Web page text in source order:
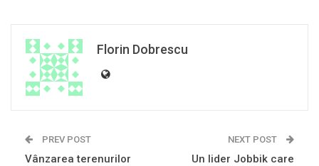
Florin Dobrescu
PREV POST
Vânzarea terenurilor
NEXT POST
Un lider Jobbik care